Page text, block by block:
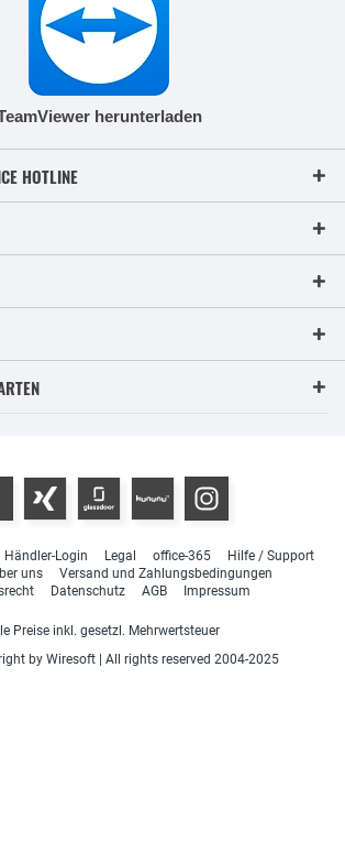
herunterladen
HOTLINE
Händler-Login Legal office-365
Hilfe / Support
uns
Versand und Zahlungsbedingungen
Datenschutz AGB Impressum
Preise inkl. gesetzl. Mehrwertsteuer
by Wiresoft | All rights reserved 2004-2025